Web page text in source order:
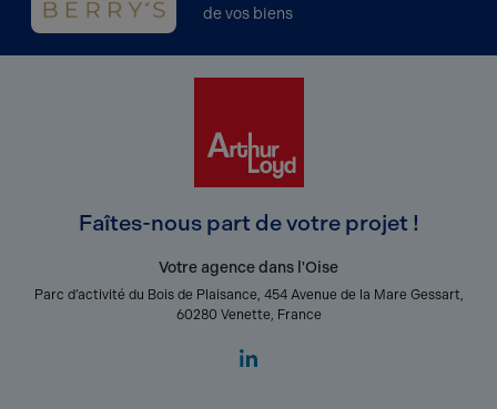
de vos biens
Faîtes-nous part de votre projet !
Votre agence dans l'Oise
Parc d’activité du Bois de Plaisance, 454 Avenue de la Mare Gessart,
60280 Venette, France